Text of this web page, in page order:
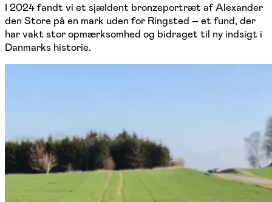
I 2024 fandt vi et sjældent bronzeportræt af Alexander
den Store på en mark uden for Ringsted – et fund, der
har vakt stor opmærksomhed og bidraget til ny indsigt i
Danmarks historie.